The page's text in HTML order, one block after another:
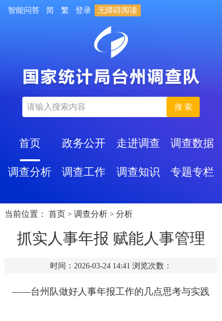
智能问答 简 繁 登录 无障碍阅读
搜 索
首页 政务公开 走进调查 调查数据
调查分析 调查工作 调查知识 专题专栏
当前位置： 首页 > 调查分析 > 分析
抓实人事年报 赋能人事管理
时间：2026-03-24 14:41 浏览次数：
——台州队做好人事年报工作的几点思考与实践